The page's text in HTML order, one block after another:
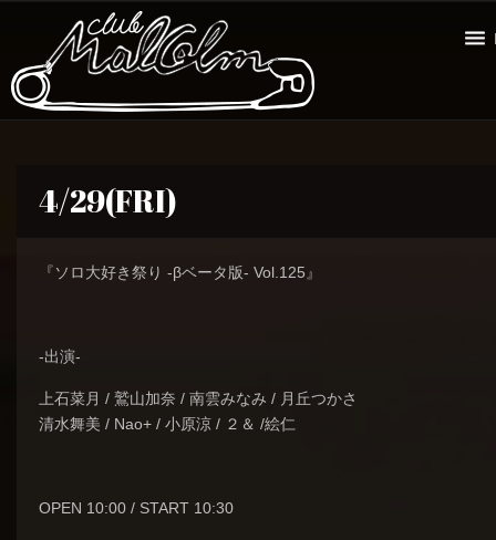
4/29(FRI)
『ソロ大好き祭り -βベータ版- Vol.125』
-出演-
上石菜月 / 鷲山加奈 / 南雲みなみ / 月丘つかさ
清水舞美 / Nao+ / 小原涼 / ２＆ /絵仁
OPEN 10:00 / START 10:30